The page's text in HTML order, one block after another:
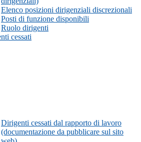
Elenco posizioni dirigenziali discrezionali
Posti di funzione disponibili
Ruolo dirigenti
cessati
Dirigenti cessati dal rapporto di lavoro
(documentazione da pubblicare sul sito